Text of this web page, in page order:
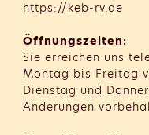
https://keb-rv.de
Öffnungszeiten:
Sie erreichen uns
Montag bis Freitag
Dienstag und
Änderungen